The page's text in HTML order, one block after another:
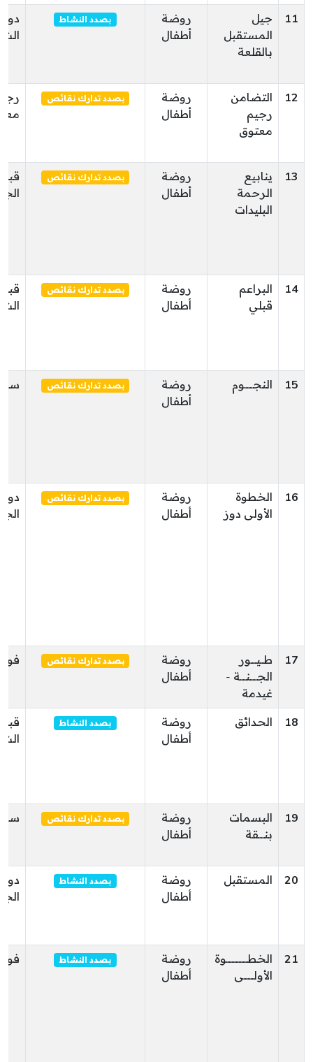
11
جيل
المستقبل
بالقلعة
روضة
أطفال
بصدد النشاط
دوز
12
التضامن
رجيم
معتوق
روضة
أطفال
بصدد تدارك نقائص
13
ينابيع
الرحمة
البليدات
روضة
أطفال
بصدد تدارك نقائص
14
البراعم
قبلي
روضة
أطفال
بصدد تدارك نقائص
15 النجــــــوم
روضة
أطفال
بصدد تدارك نقائص
16
الخطوة
الأولى دوز
روضة
أطفال
بصدد تدارك نقائص
دوز
17
طــيــــور
الجـــــنــــة -
غيدمة
روضة
أطفال
بصدد تدارك نقائص
18 الحدائق
روضة
أطفال
بصدد النشاط
19
البسمات
بنــــقة
روضة
أطفال
بصدد تدارك نقائص
20 المستقبل
روضة
أطفال
بصدد النشاط
دوز
21
الخطـــــــــــــــوة
الأولـــــــى
روضة
أطفال
بصدد النشاط